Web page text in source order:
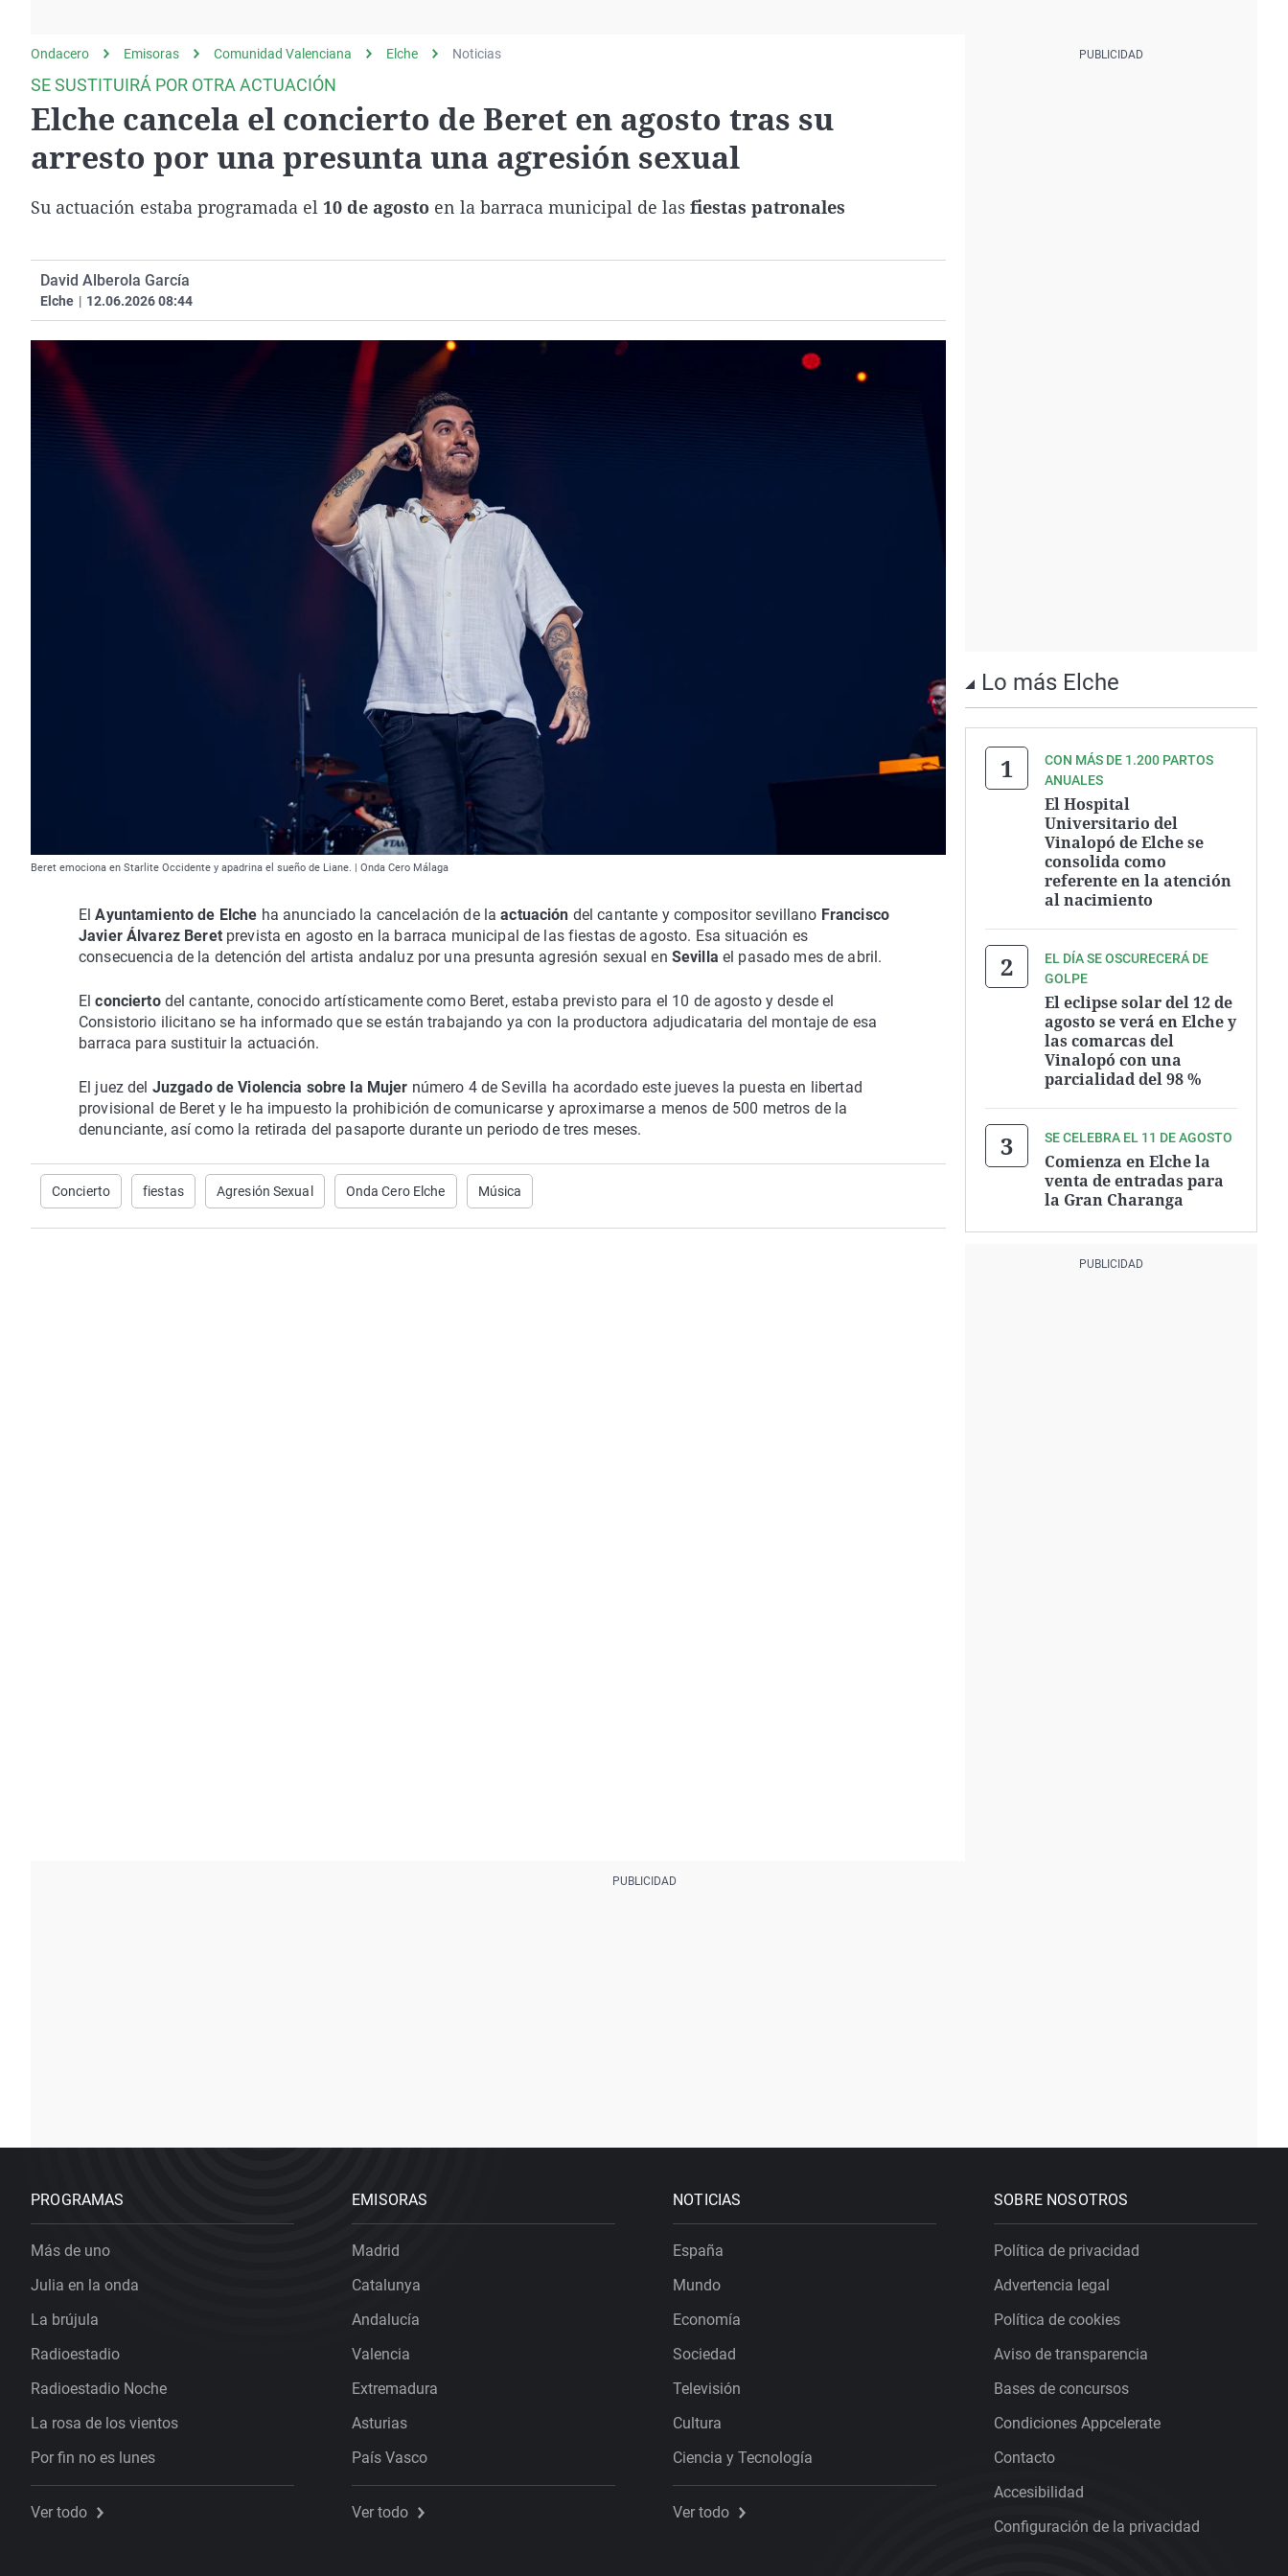
gato
Equipo de investigación
Operación Viuda
Negra
Navarra
Ondacero Emisoras Comunidad Valenciana Elche Noticias
SE SUSTITUIRÁ POR OTRA ACTUACIÓN
Elche cancela el concierto de Beret en agosto tras su
arresto por una presunta una agresión sexual
Su actuación estaba programada el 10 de agosto en la barraca municipal de las fiestas patronales
David Alberola García
Elche | 12.06.2026 08:44
Beret emociona en Starlite Occidente y apadrina el sueño de Liane. | Onda Cero Málaga
ElAyuntamiento de Elche ha anunciado la cancelación de laactuación del cantante y compositor sevillano Francisco
Javier Álvarez Beretprevista en agosto en la barraca municipal de las fiestas de agosto. Esa situación es
consecuencia de la detención del artista andaluz por una presunta agresión sexual en Sevillael pasado mes de abril.
Elconcierto del cantante, conocido artísticamente como Beret, estaba previsto para el 10 de agosto y desde el
Consistorio ilicitano se ha informado que se están trabajando ya con la productora adjudicataria del montaje de esa
barraca para sustituir la actuación.
El juez del Juzgado de Violencia sobre la Mujer número 4 de Sevilla ha acordado este jueves la puesta en libertad
provisional de Beret y le ha impuesto la prohibición de comunicarse y aproximarse a menos de 500 metros de la
denunciante, así como la retirada del pasaporte durante un periodo de tres meses.
Concierto fiestas Agresión Sexual Onda Cero Elche Música
Lo más Elche
CON MÁS DE 1.200 PARTOS
ANUALES
El Hospital
Universitario del
Vinalopó de Elche se
consolida como
referente en la atención
al nacimiento
EL DÍA SE OSCURECERÁ DE
GOLPE
El eclipse solar del 12 de
agosto se verá en Elche y
las comarcas del
Vinalopó con una
parcialidad del 98 %
SE CELEBRA EL 11 DE AGOSTO
Comienza en Elche la
venta de entradas para
la Gran Charanga
PROGRAMAS
Más de uno
Julia en la onda
La brújula
Radioestadio
Radioestadio Noche
La rosa de los vientos
Por fin no es lunes
Ver todo
EMISORAS
Madrid
Catalunya
Andalucía
Valencia
Extremadura
Asturias
País Vasco
Ver todo
NOTICIAS
España
Mundo
Economía
Sociedad
Televisión
Cultura
Ciencia y Tecnología
Ver todo
SOBRE NOSOTROS
Política de privacidad
Advertencia legal
Política de cookies
Aviso de transparencia
Bases de concursos
Condiciones Appcelerate
Contacto
Accesibilidad
Configuración de la privacidad